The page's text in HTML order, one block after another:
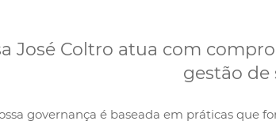
José Coltro atua com
gestão de
governança é baseada em práticas que